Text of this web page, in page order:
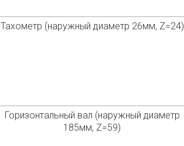
Тахометр (наружный диаметр 26мм, Z=24)
Горизонтальный вал (наружный диаметр
185мм, Z=59)